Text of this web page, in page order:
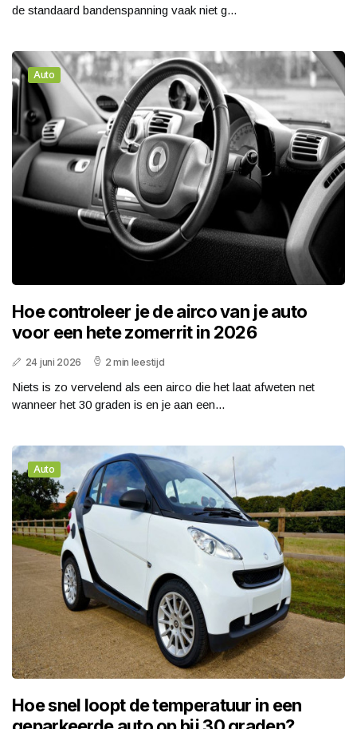
de standaard bandenspanning vaak niet g...
Auto
Hoe controleer je de airco van je auto
voor een hete zomerrit in 2026
24 juni 2026 2 min leestijd
Niets is zo vervelend als een airco die het laat afweten net
wanneer het 30 graden is en je aan een...
Auto
Hoe snel loopt de temperatuur in een